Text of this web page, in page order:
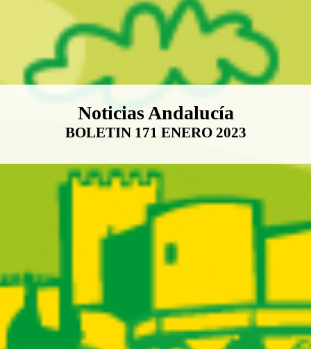
Boletín Noticias Andalucía
Noticias Andalucía
BOLETIN 171 ENERO 2023